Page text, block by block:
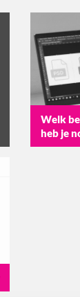
Welk
heb je